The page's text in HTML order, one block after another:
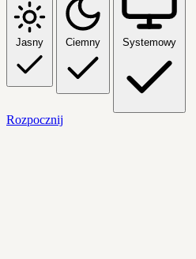
Jasny Ciemny Systemowy
Rozpocznij